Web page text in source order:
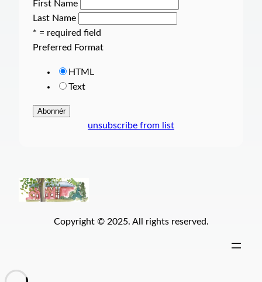
First Name
Last Name
* = required field
Preferred Format
HTML
Text
unsubscribe from list
Copyright © 2025. All rights reserved.